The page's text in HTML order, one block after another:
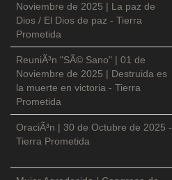
Noviembre de 2025 | La paz de
Dios / El Dios de paz - Tierra
Prometida
ReuniÃ³n "SÃ© Sano" | 01 de
Noviembre de 2025 | Destruida es
la muerte en victoria - Tierra
Prometida
OraciÃ³n | 30 de Octubre de 2025 -
Tierra Prometida